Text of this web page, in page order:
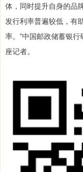
体，同时提升自身的品
发行利率普遍较低，有
率。”中国邮政储蓄银
座记者。